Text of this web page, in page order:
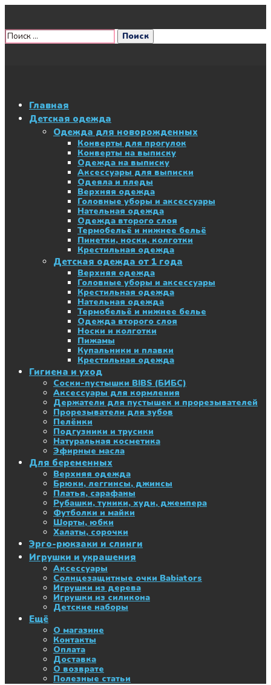
Главная
Детская одежда
Одежда для новорожденных
Конверты для прогулок
Конверты на выписку
Одежда на выписку
Аксессуары для выписки
Одеяла и пледы
Верхняя одежда
Головные уборы и аксессуары
Нательная одежда
Одежда второго слоя
Термобельё и нижнее бельё
Пинетки, носки, колготки
Крестильная одежда
Детская одежда от 1 года
Верхняя одежда
Головные уборы и аксессуары
Крестильная одежда
Нательная одежда
Термобельё и нижнее белье
Одежда второго слоя
Носки и колготки
Пижамы
Купальники и плавки
Крестильная одежда
Гигиена и уход
Соски-пустышки BIBS (БИБС)
Аксессуары для кормления
Держатели для пустышек и прорезывателей
Прорезыватели для зубов
Пелёнки
Подгузники и трусики
Натуральная косметика
Эфирные масла
Для беременных
Верхняя одежда
Брюки, леггинсы, джинсы
Платья, сарафаны
Рубашки, туники, худи, джемпера
Футболки и майки
Шорты, юбки
Халаты, сорочки
Эрго-рюкзаки и слинги
Игрушки и украшения
Аксессуары
Солнцезащитные очки Babiators
Игрушки из дерева
Игрушки из силикона
Детские наборы
Ещё
О магазине
Контакты
Оплата
Доставка
О возврате
Полезные статьи